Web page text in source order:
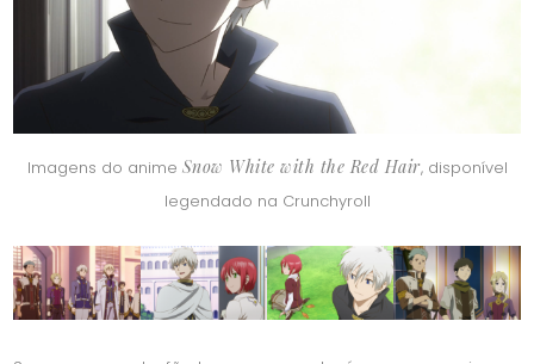
Imagens do anime Snow White with the Red Hair, disponível
legendado na Crunchyroll